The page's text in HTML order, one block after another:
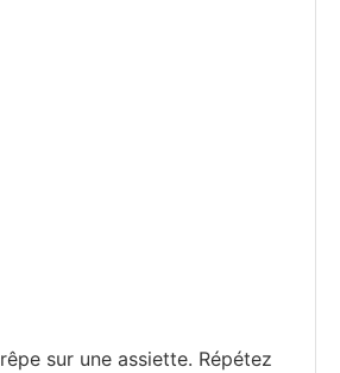
sur une assiette. Répétez